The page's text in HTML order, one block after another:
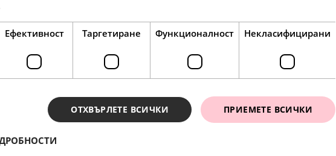
76.
SALE
Ефективност Таргетиране Функционалност Некласифицирани
ПРИЕМЕТЕ ВСИЧКИ
ОТХВЪРЛЕТЕ ВСИЧКИ